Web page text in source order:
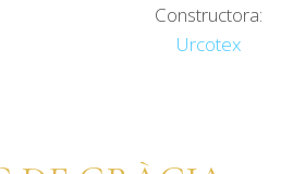
Constructora:
Urcotex